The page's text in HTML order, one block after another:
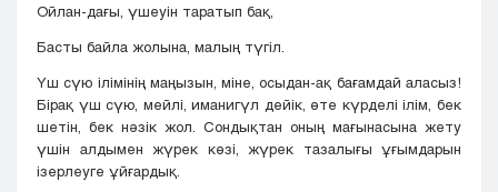
Ойлан-дағы, үшеуін таратып бақ,
Басты байла жолына, малың түгіл.
Үш сүю ілімінің маңызын, міне, осыдан-ақ бағамдай аласыз!
Бірақ үш сүю, мейлі, иманигүл дейік, өте күрделі ілім, бек
шетін, бек нәзік жол. Сондықтан оның мағынасына жету
үшін алдымен жүрек көзі, жүрек тазалығы ұғымдарын
ізерлеуге ұйғардық.